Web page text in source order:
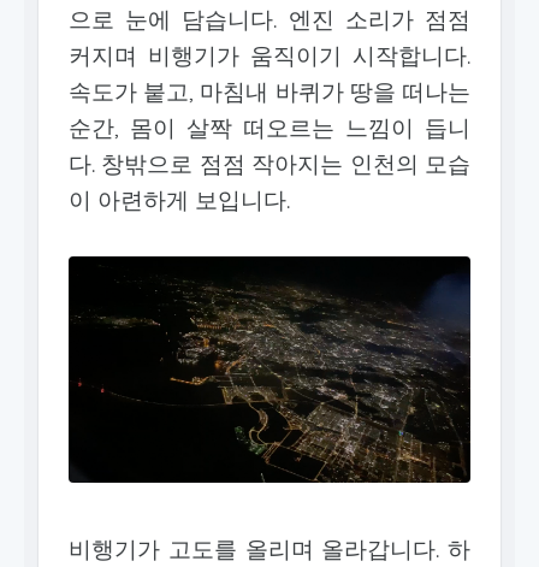
으로 눈에 담습니다. 엔진 소리가 점점
커지며 비행기가 움직이기 시작합니다.
속도가 붙고, 마침내 바퀴가 땅을 떠나는
순간, 몸이 살짝 떠오르는 느낌이 듭니
다. 창밖으로 점점 작아지는 인천의 모습
이 아련하게 보입니다.
비행기가 고도를 올리며 올라갑니다. 하